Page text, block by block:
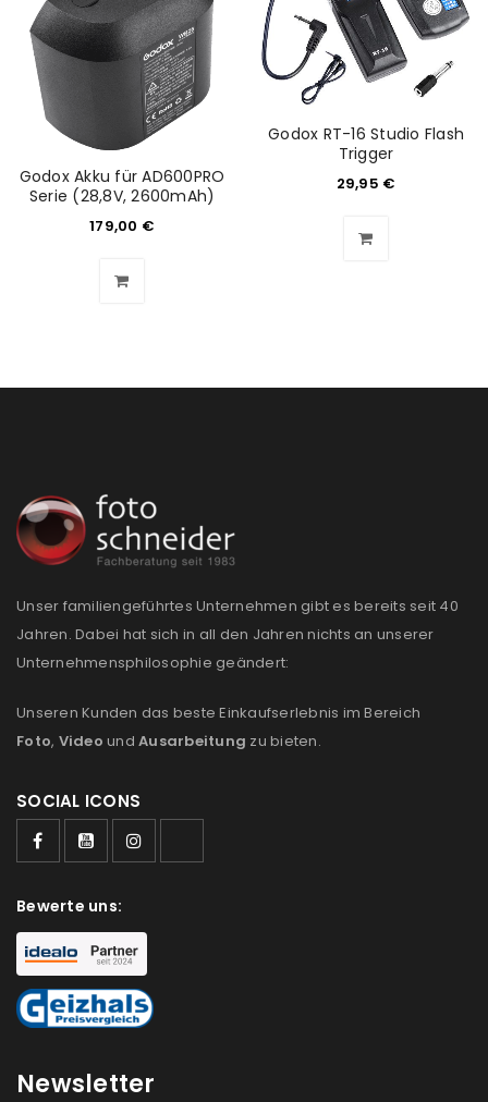
ANMELDEN
Benutzername oder E-Mail-Adresse
Passwort*
REGISTRIEREN
E-Mail-Adresse*
Ein Link zum Erstellen eines neuen Passworts wird an
NEWSLETTER ABONNIEREN
us
Ich stimme zu
Ja, ich möchte ein Kundenkonto eröffnen und
akzeptiere die
REGISTRIEREN
Godox Akku für AD600PRO
Serie (28,8V, 2600mAh)
179,00 €
Godox RT-16 Studio Flash
Trigger
29,95 €
Unser familiengeführtes Unternehmen gibt es bereits seit 40
Jahren. Dabei hat sich in all den Jahren nichts an unserer
Unternehmensphilosophie geändert:
Unseren Kunden das beste Einkaufserlebnis im Bereich
Foto, Video und Ausarbeitung zu bieten.
SOCIAL ICONS
Bewerte uns:
Newsletter